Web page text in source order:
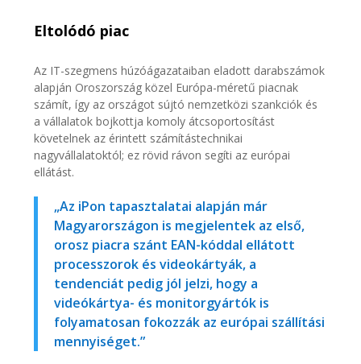
Eltolódó piac
Az IT-szegmens húzóágazataiban eladott darabszámok
alapján Oroszország közel Európa-méretű piacnak
számít, így az országot sújtó nemzetközi szankciók és
a vállalatok bojkottja komoly átcsoportosítást
követelnek az érintett számítástechnikai
nagyvállalatoktól; ez rövid rávon segíti az európai
ellátást.
„Az iPon tapasztalatai alapján már
Magyarországon is megjelentek az első,
orosz piacra szánt EAN-kóddal ellátott
processzorok és videokártyák, a
tendenciát pedig jól jelzi, hogy a
videókártya- és monitorgyártók is
folyamatosan fokozzák az európai szállítási
mennyiséget.”